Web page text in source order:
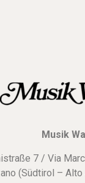
Musik
7 / Via
(Südtirol –